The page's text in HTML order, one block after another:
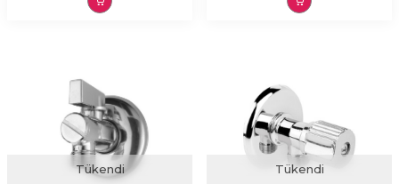
Tükendi Tükendi